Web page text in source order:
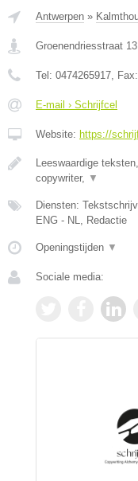
Antwerpen »
Groenendriesstraat 13
Tel: 0474265917, Fax:
E-mail › Schrijfcel
Website: https://
Leeswaardige
copywriter, ▼
Diensten:
ENG - NL, Redactie
Openingstijden ▼
Sociale media: